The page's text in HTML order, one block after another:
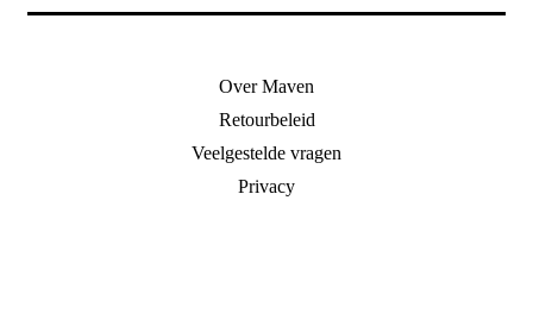
Over Maven
Retourbeleid
Veelgestelde vragen
Privacy